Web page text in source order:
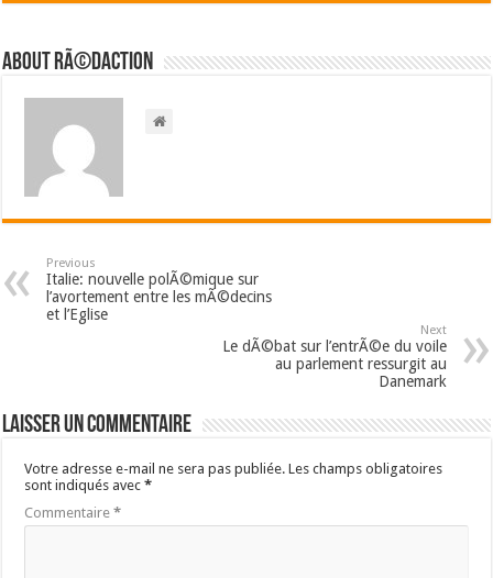
About RÃ©daction
Previous
Italie: nouvelle polÃ©mique sur
l’avortement entre les mÃ©decins
et l’Eglise
Next
Le dÃ©bat sur l’entrÃ©e du voile
au parlement ressurgit au
Danemark
Laisser un commentaire
Votre adresse e-mail ne sera pas publiée. Les champs obligatoires
sont indiqués avec*
Commentaire*